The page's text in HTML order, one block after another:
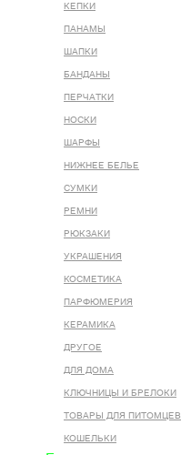
КЕПКИ
ПАНАМЫ
ШАПКИ
БАНДАНЫ
ПЕРЧАТКИ
НОСКИ
ШАРФЫ
НИЖНЕЕ БЕЛЬЕ
СУМКИ
РЕМНИ
РЮКЗАКИ
УКРАШЕНИЯ
КОСМЕТИКА
ПАРФЮМЕРИЯ
КЕРАМИКА
ДРУГОЕ
ДЛЯ ДОМА
КЛЮЧНИЦЫ И БРЕЛОКИ
ТОВАРЫ ДЛЯ ПИТОМЦЕВ
КОШЕЛЬКИ